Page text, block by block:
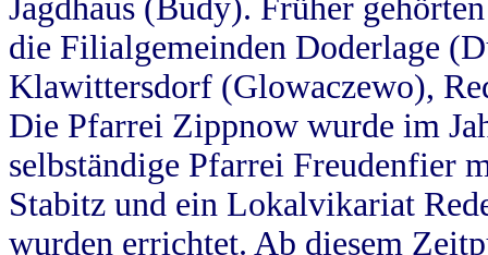
Jagdhaus (Budy). Früher
die Filialgemeinden Doderlage
Klawittersdorf (Glowaczewo),
Die Pfarrei Zippnow wurde im
selbständige Pfarrei Freudenfier
Stabitz und ein Lokalvikariat
wurden errichtet. Ab diesem